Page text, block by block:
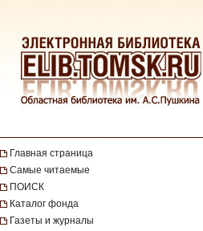
Главная страница
Самые читаемые
ПОИСК
Каталог фонда
Газеты и журналы